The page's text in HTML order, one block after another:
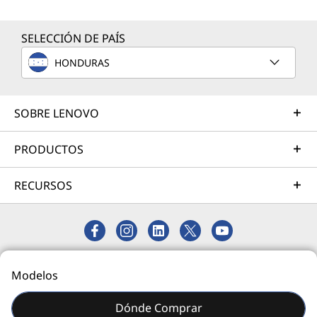
Las especificaciones pueden variar según la región o el modelo
Servicios de Asistencia
Proteja su inversión en TI. Nuestros expertos están
día: 24/7/365.
Más información
Sus necesidades son específicas, y nuestros expertos consultores y
técnicos pueden resolverlas con su extensa experiencia en el sector y
profundos conocimientos técnicos.
SELECCIÓN DE PAÍS
HONDURAS
SOBRE LENOVO
PRODUCTOS
RECURSOS
Modelos
Dónde Comprar